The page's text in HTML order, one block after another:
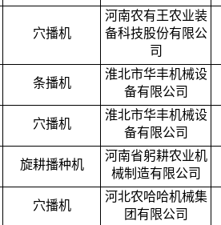
穴播机
河南农有王农业装
备科技股份有限公
司
条播机
淮北市华丰机械设
备有限公司
穴播机
淮北市华丰机械设
备有限公司
旋耕播种机
河南省躬耕农业机
械制造有限公司
穴播机
河北农哈哈机械集
团有限公司